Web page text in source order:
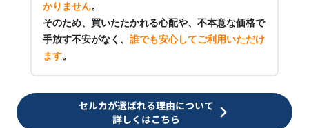
かりません。
そのため、買いたたかれる心配や、不本意な価格で
手放す不安がなく、 誰でも安心してご利用いただけ
ます。
セルカが選ばれる理由について
詳しくはこちら